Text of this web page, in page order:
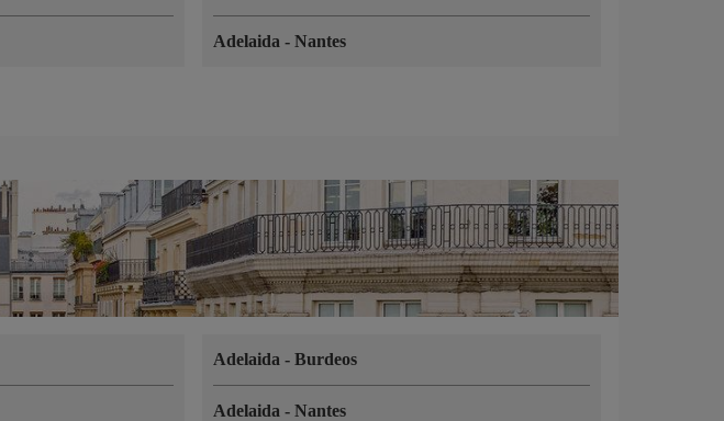
Adelaida-Nantes
Adelaida-Burdeos
Adelaida-Nantes